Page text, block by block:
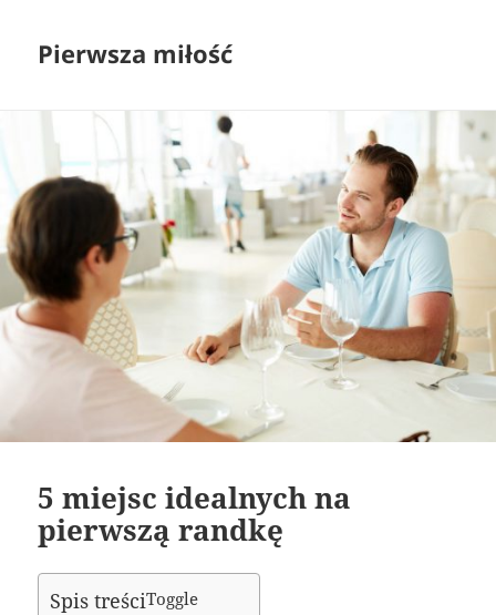
Pierwsza miłość
5 miejsc idealnych na
pierwszą randkę
Spis treściToggle